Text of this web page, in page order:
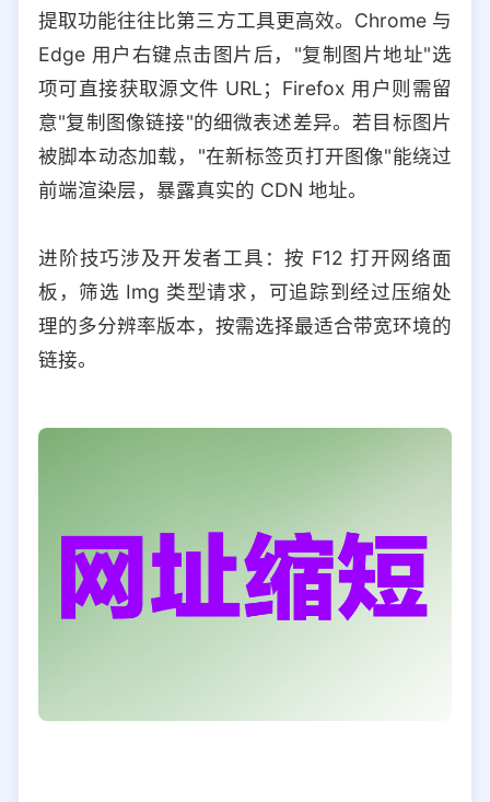
提取功能往往比第三方工具更高效。Chrome 与
Edge 用户右键点击图片后，"复制图片地址"选
项可直接获取源文件 URL；Firefox 用户则需留
意"复制图像链接"的细微表述差异。若目标图片
被脚本动态加载，"在新标签页打开图像"能绕过
前端渲染层，暴露真实的 CDN 地址。
进阶技巧涉及开发者工具：按 F12 打开网络面
板，筛选 Img 类型请求，可追踪到经过压缩处
理的多分辨率版本，按需选择最适合带宽环境的
链接。